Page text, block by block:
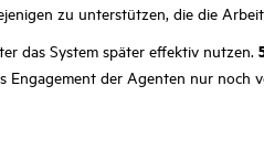
zu unterstützen, die die
das System später effektiv nutzen.
Engagement der Agenten nur